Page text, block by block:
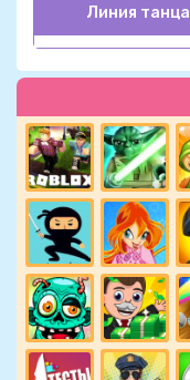
Линия танца